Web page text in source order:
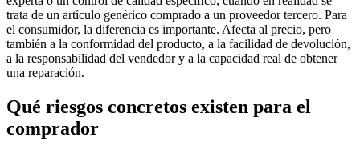
trata de un artículo genérico comprado a un proveedor tercero. Para
el consumidor, la diferencia es importante. Afecta al precio, pero
también a la conformidad del producto, a la facilidad de devolución,
a la responsabilidad del vendedor y a la capacidad real de obtener
una reparación.
Qué riesgos concretos existen para el
comprador